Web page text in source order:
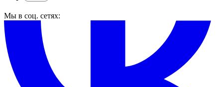
Мы в соц. сетях: